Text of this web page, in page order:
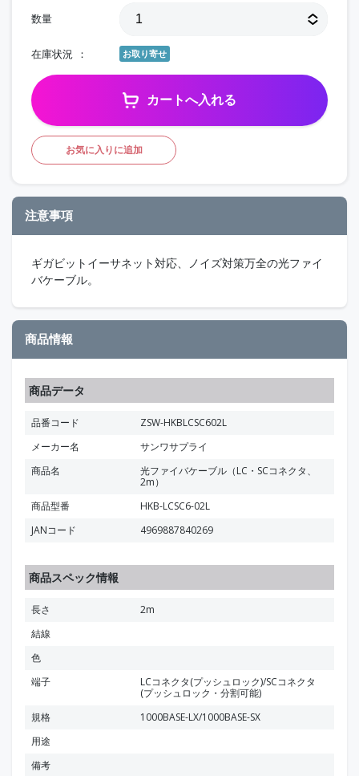
数量
在庫状況 お取り寄せ
カートへ入れる
お気に入りに追加
注意事項
ギガビットイーサネット対応、ノイズ対策万全の光ファイ
バケーブル。
商品情報
商品データ
品番コード
ZSW-HKBLCSC602L
メーカー名
サンワサプライ
商品名
光ファイバケーブル（LC・SCコネクタ、
2m）
商品型番
HKB-LCSC6-02L
JANコード
4969887840269
商品スペック情報
長さ
2m
結線
色
端子
LCコネクタ(プッシュロック)/SCコネクタ
(プッシュロック・分割可能)
規格
1000BASE-LX/1000BASE-SX
用途
備考